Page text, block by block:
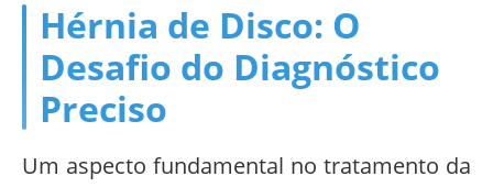
Hérnia de Disco: O
Desafio do Diagnóstico
Preciso
Um aspecto fundamental no tratamento da